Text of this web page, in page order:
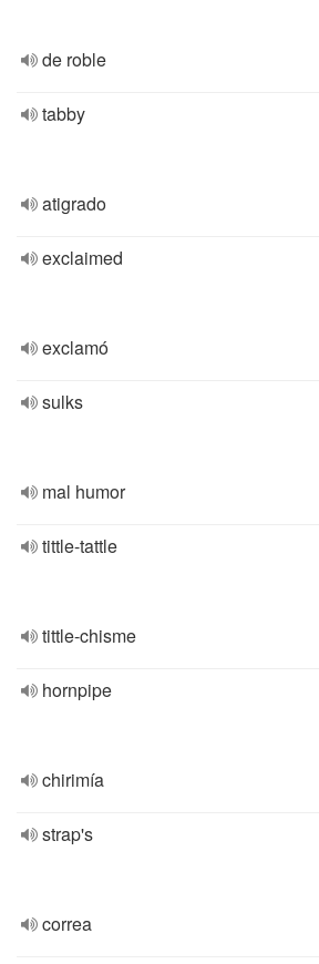
de roble
tabby
atigrado
exclaimed
exclamó
sulks
mal humor
tittle-tattle
tittle-chisme
hornpipe
chirimía
strap's
correa